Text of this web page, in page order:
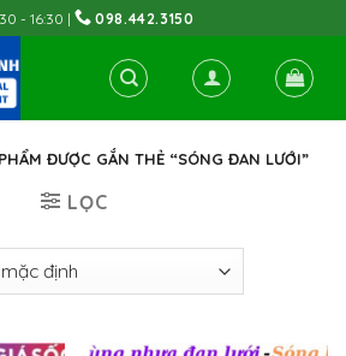
- 16:30 | 098.442.3150
ĐƯỢC GẮN THẺ “SÓNG ĐAN LƯỚI”
LỌC